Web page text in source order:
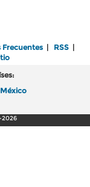
Frecuentes | RSS |
México